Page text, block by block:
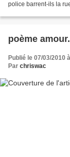
police barrent-ils la
poème
Publié le 07/03/2010
Par chriswac